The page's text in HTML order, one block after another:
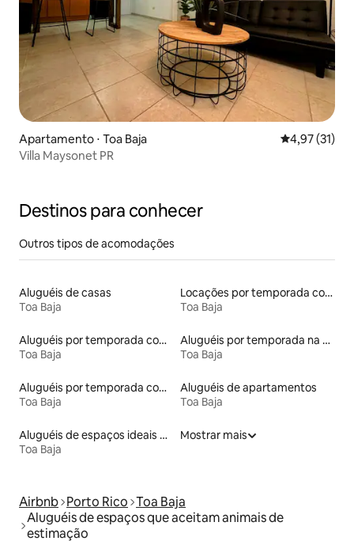
Apartamento ⋅ Toa Baja 4,97 de uma
4,97 (31)
Villa Maysonet PR
Destinos para conhecer
Outros tipos de acomodações
Aluguéis de casas
Toa Baja
Locações por temporada com piscina
Toa Baja
Aluguéis por temporada com acesso à praia
Toa Baja
Aluguéis por temporada na orla
Toa Baja
Aluguéis por temporada com acesso ao lago
Toa Baja
Aluguéis de apartamentos
Toa Baja
Aluguéis de espaços ideais para famílias
Toa Baja
Mostrar mais
Airbnb Porto Rico Toa Baja
Aluguéis de espaços que aceitam animais de
estimação